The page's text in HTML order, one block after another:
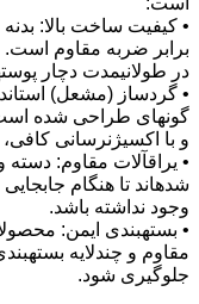
• کیفیت ساخت بالا:
برابر ضربه مقاوم است.
در طولانیمدت دچار
• گردساز (مشعل)
گونهای طراحی شده است
و با اکسیژنرسانی کافی،
• یراقآلات مقاوم:
شدهاند تا هنگام
وجود نداشته باشد.
• بستهبندی ایمن:
مقاوم و چندلایه
جلوگیری شود.